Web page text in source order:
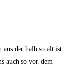
aus der halb so alt ist
auch so von dem